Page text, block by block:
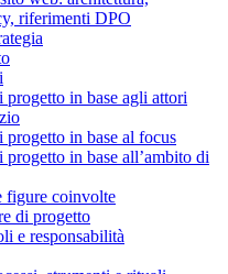
riferimenti DPO
in base agli attori
in base al focus
in base all’ambito di
figure coinvolte
di progetto
e responsabilità